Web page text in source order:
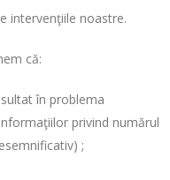
intervenţiile noastre.
că:
în problema
privind numărul
;